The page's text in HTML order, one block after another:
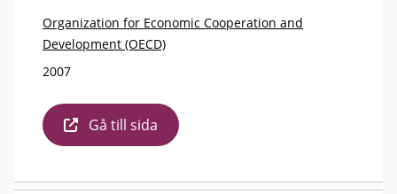
Organization for Economic Cooperation and
Development (OECD)
2007
Gå till sida